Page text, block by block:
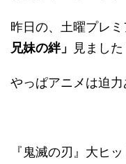
昨日の、土曜プレ
兄妹の絆」
見ました
やっぱアニメは迫力
『鬼滅の刃』大ヒ